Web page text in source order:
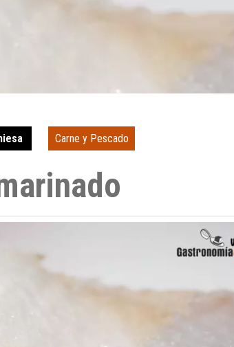
Carne y Pescado